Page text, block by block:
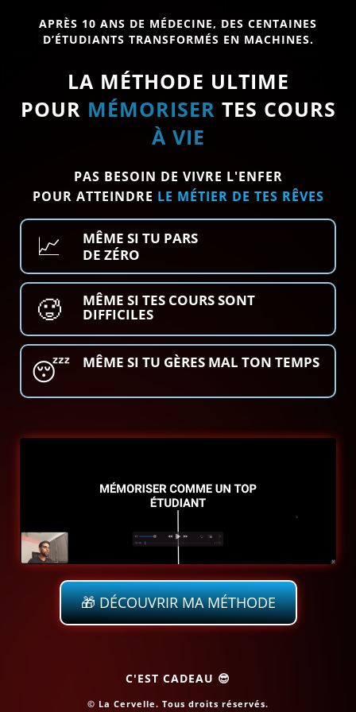
APRÈS 10 ANS DE MÉDECINE, DES CENTAINES
D’ÉTUDIANTS TRANSFORMÉS EN MACHINES.
LA MÉTHODE ULTIME
POUR MÉMORISER TES COURS
À VIE
PAS BESOIN DE VIVRE L'ENFER
POUR ATTEINDRE LE MÉTIER DE TES RÊVES
📈
MÊME SI TU PARS
DE ZÉRO
🥵 MÊME SI TES COURS SONT
DIFFICILES
😴 MÊME SI TU GÈRES MAL TON TEMPS
🎁 DÉCOUVRIR MA MÉTHODE
C'EST CADEAU 😎
© La Cervelle. Tous droits réservés.